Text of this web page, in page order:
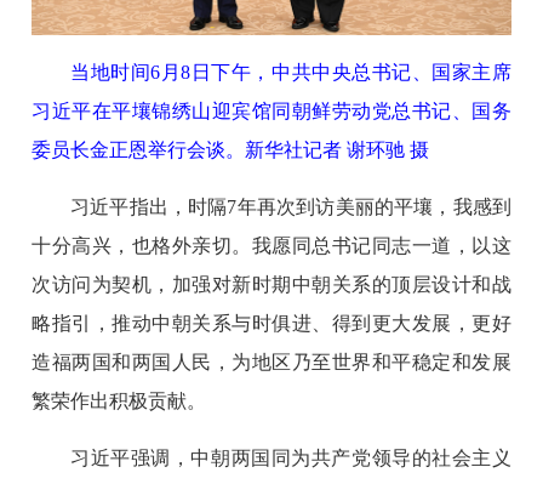
当地时间6月8日下午，中共中央总书记、国家主席
习近平在平壤锦绣山迎宾馆同朝鲜劳动党总书记、国务
委员长金正恩举行会谈。新华社记者 谢环驰 摄
习近平指出，时隔7年再次到访美丽的平壤，我感到
十分高兴，也格外亲切。我愿同总书记同志一道，以这
次访问为契机，加强对新时期中朝关系的顶层设计和战
略指引，推动中朝关系与时俱进、得到更大发展，更好
造福两国和两国人民，为地区乃至世界和平稳定和发展
繁荣作出积极贡献。
习近平强调，中朝两国同为共产党领导的社会主义